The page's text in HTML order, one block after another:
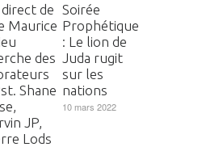
direct de
Maurice
des
Shane
JP,
Lods
Soirée
Prophétique
: Le lion de
Juda rugit
sur les
nations
10 mars 2022